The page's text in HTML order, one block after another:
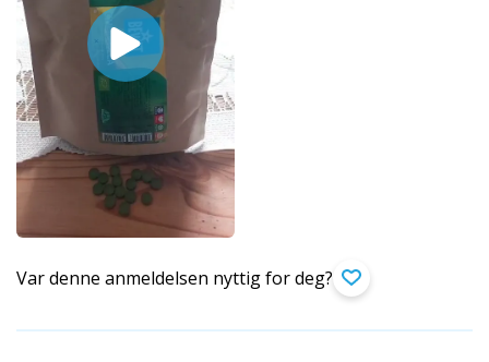
Var denne anmeldelsen nyttig for deg?